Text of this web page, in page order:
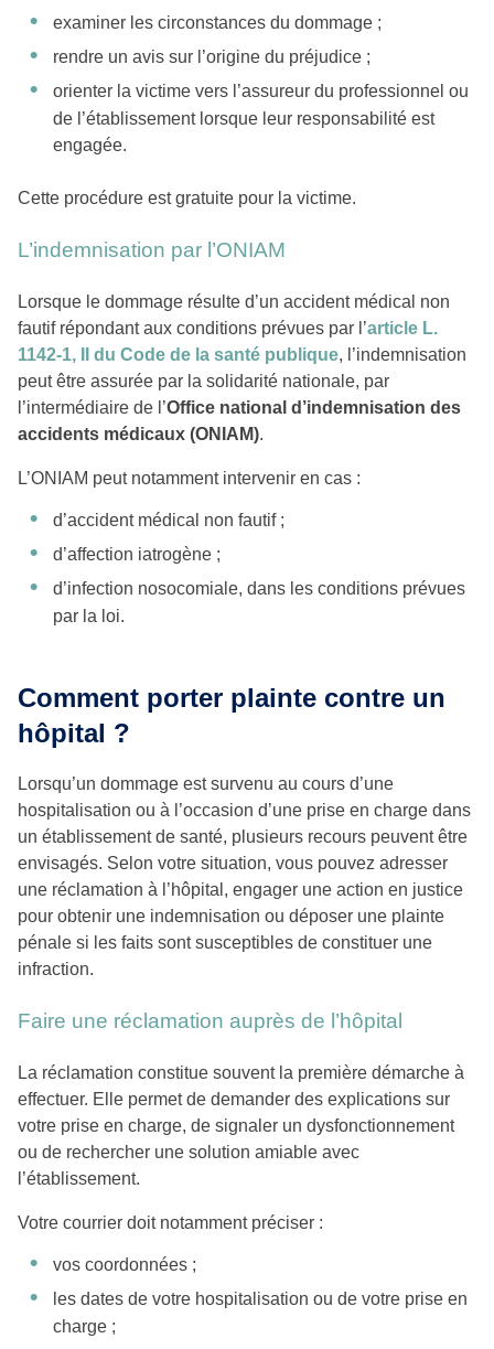
examiner les circonstances du dommage ;
rendre un avis sur l’origine du préjudice ;
orienter la victime vers l’assureur du professionnel ou
de l’établissement lorsque leur responsabilité est
engagée.
Cette procédure est gratuite pour la victime.
L’indemnisation par l’ONIAM
Lorsque le dommage résulte d’un accident médical non
fautif répondant aux conditions prévues par l’article L.
1142-1, II du Code de la santé publique, l’indemnisation
peut être assurée par la solidarité nationale, par
l’intermédiaire de l’Office national d’indemnisation des
accidents médicaux (ONIAM).
L’ONIAM peut notamment intervenir en cas :
d’accident médical non fautif ;
d’affection iatrogène ;
d’infection nosocomiale, dans les conditions prévues
par la loi.
Comment porter plainte contre un
hôpital ?
Lorsqu’un dommage est survenu au cours d’une
hospitalisation ou à l’occasion d’une prise en charge dans
un établissement de santé, plusieurs recours peuvent être
envisagés. Selon votre situation, vous pouvez adresser
une réclamation à l’hôpital, engager une action en justice
pour obtenir une indemnisation ou déposer une plainte
pénale si les faits sont susceptibles de constituer une
infraction.
Faire une réclamation auprès de l’hôpital
La réclamation constitue souvent la première démarche à
effectuer. Elle permet de demander des explications sur
votre prise en charge, de signaler un dysfonctionnement
ou de rechercher une solution amiable avec
l’établissement.
Votre courrier doit notamment préciser :
vos coordonnées ;
les dates de votre hospitalisation ou de votre prise en
charge ;